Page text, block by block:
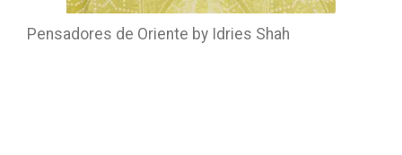
Pensadores de Oriente by Idries Shah